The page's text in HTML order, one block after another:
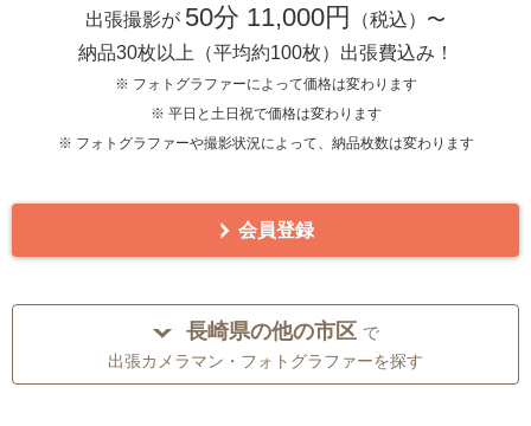
出張撮影が 50分 11,000円
（税込）〜
納品30枚以上（平均約100枚）出張費込み！
※ フォトグラファーによって価格は変わります
※ 平日と土日祝で価格は変わります
※ フォトグラファーや撮影状況によって、納品枚数は変わります
会員登録
長崎県の他の市区 で
出張カメラマン・フォトグラファーを探す